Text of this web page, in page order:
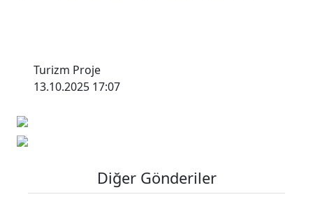
Turizm Proje
13.10.2025 17:07
Diğer Gönderiler